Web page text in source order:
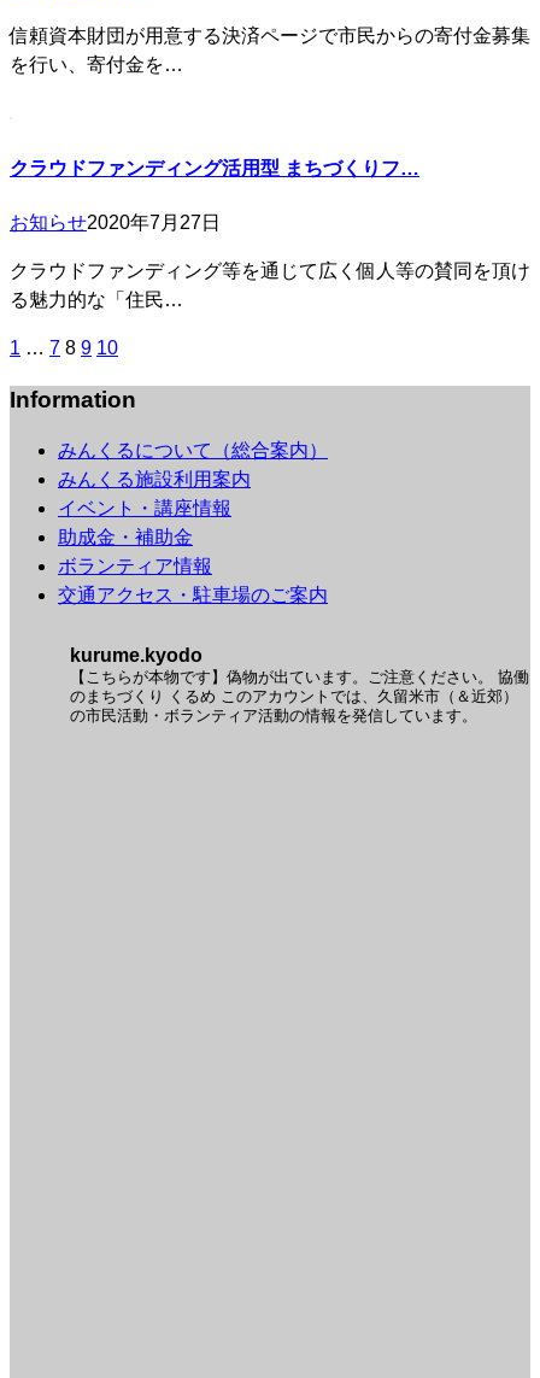
信頼資本財団が用意する決済ページで市民からの寄付金募集
を行い、寄付金を…
クラウドファンディング活用型 まちづくりフ…
お知らせ2020年7月27日
クラウドファンディング等を通じて広く個人等の賛同を頂け
る魅力的な「住民…
投
の
1 … 7 8 9 10
Information
みんくるについて（総合案内）
みんくる施設利用案内
イベント・講座情報
助成金・補助金
ボランティア情報
交通アクセス・駐車場のご案内
kurume.kyodo
【こちらが本物です】偽物が出ています。ご注意ください。
協働
のまちづくり くるめ このアカウントでは、久留米市（＆近郊）
の市民活動・ボランティア活動の情報を発信しています。